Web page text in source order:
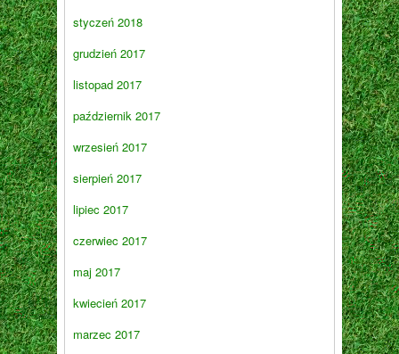
styczeń 2018
grudzień 2017
listopad 2017
październik 2017
wrzesień 2017
sierpień 2017
lipiec 2017
czerwiec 2017
maj 2017
kwiecień 2017
marzec 2017